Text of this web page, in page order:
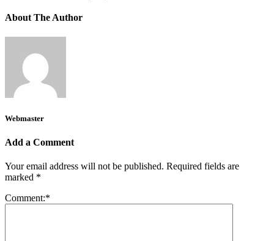
About The Author
Webmaster
Add a Comment
Your email address will not be published. Required fields are
marked *
Comment:*